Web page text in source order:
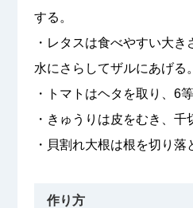
する。
・レタスは食べやすい大
水にさらしてザルにあげる。
・トマトはヘタを取り、6
・きゅうりは皮をむき、千
・貝割れ大根は根を切り落
作り方